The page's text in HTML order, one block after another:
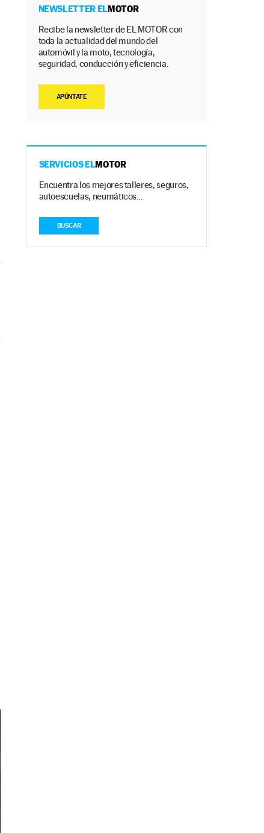
NEWSLETTER ELMOTOR
Recibe la newsletter de EL MOTOR con
toda la actualidad del mundo del
automóvil y la moto, tecnología,
seguridad, conducción y eficiencia.
APÚNTATE
SERVICIOS ELMOTOR
Encuentra los mejores talleres, seguros,
autoescuelas, neumáticos…
BUSCAR